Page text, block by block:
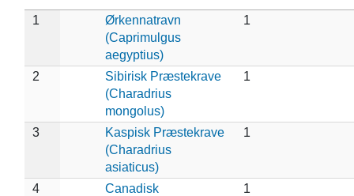
1
Ørkennatravn
(Caprimulgus
aegyptius)
1
2
Sibirisk Præstekrave
(Charadrius
mongolus)
1
3
Kaspisk Præstekrave
(Charadrius
asiaticus)
1
4
Canadisk
1